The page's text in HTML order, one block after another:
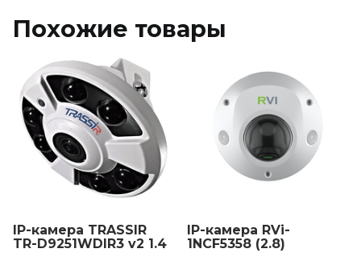
Похожие товары
IP-камера TRASSIR
TR-D9251WDIR3 v2 1.4
IP-камера RVi-
1NCF5358 (2.8)